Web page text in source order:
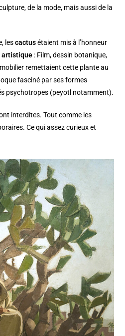
de la mode, mais aussi de la
lescactusétaient mis à l’honneur
artistique : Film, dessin botanique,
remettaient cette plante au
fasciné par ses formes
psychotropes (peyotl notamment).
interdites. Tout comme les
Ce qui assez curieux et